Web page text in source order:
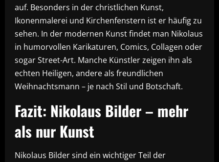
auf. Besonders in der christlichen Kunst,
Ikonenmalerei und Kirchenfenstern ist er häufig zu
sehen. In der modernen Kunst findet man Nikolaus
in humorvollen Karikaturen, Comics, Collagen oder
sogar Street-Art. Manche Künstler zeigen ihn als
echten Heiligen, andere als freundlichen
Weihnachtsmann – je nach Stil und Botschaft.
Fazit: Nikolaus Bilder – mehr
als nur Kunst
Nikolaus Bilder sind ein wichtiger Teil der